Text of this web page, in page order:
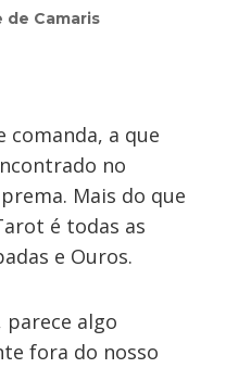
de Camaris
comanda, a que
no
Mais do que
é todas as
e Ouros.
algo
fora do nosso